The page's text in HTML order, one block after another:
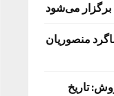
برگزار می‌شود
منصوریان
تاریخ